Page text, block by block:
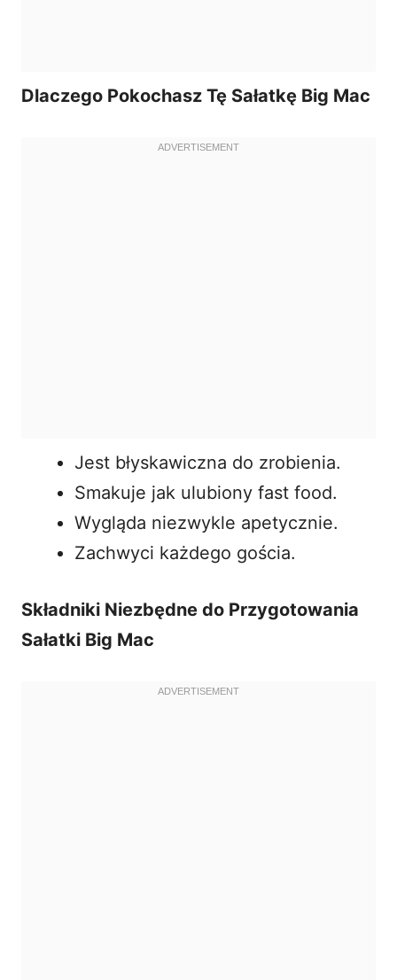
Dlaczego Pokochasz Tę Sałatkę Big Mac
Jest błyskawiczna do zrobienia.
Smakuje jak ulubiony fast food.
Wygląda niezwykle apetycznie.
Zachwyci każdego gościa.
Składniki Niezbędne do Przygotowania
Sałatki Big Mac